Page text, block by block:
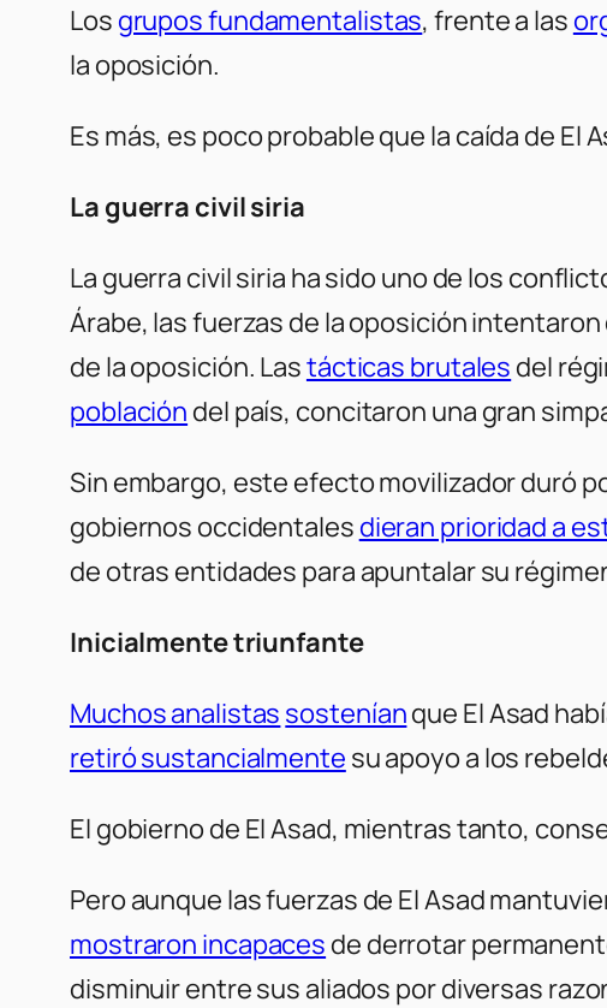
Los grupos fundamentalistas, frente a las
la oposición.
Es más, es poco probable que la caída de El
La guerra civil siria
La guerra civil siria ha sido uno de los
Árabe, las fuerzas de la oposición
de la oposición. Lastácticas brutales del
población del país, concitaron una gran
Sin embargo, este efecto movilizador duró
gobiernos occidentales dieran prioridad a
de otras entidades para apuntalar su
Inicialmente triunfante
Muchos analistas sosteníanque El Asad
retiró sustancialmente su apoyo a los
El gobierno de El Asad, mientras tanto,
Pero aunque las fuerzas de El Asad
mostraron incapaces de derrotar
disminuir entre sus aliados por diversas